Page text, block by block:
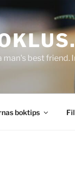
man's best
boktips